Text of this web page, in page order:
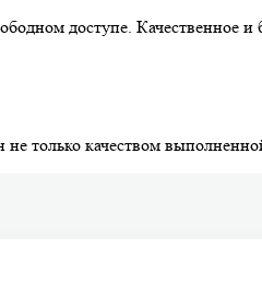
доступе. Качественное
только качеством